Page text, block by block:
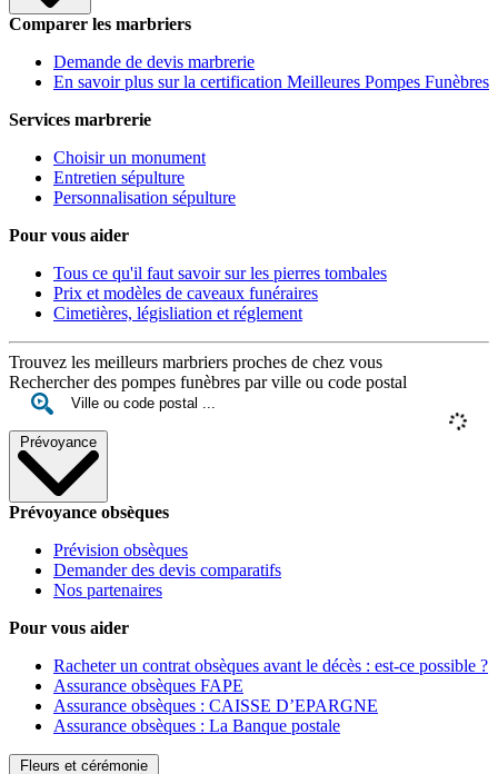
Comparer les marbriers
Demande de devis marbrerie
En savoir plus sur la certification Meilleures Pompes Funèbres
Services marbrerie
Choisir un monument
Entretien sépulture
Personnalisation sépulture
Pour vous aider
Tous ce qu'il faut savoir sur les pierres tombales
Prix et modèles de caveaux funéraires
Cimetières, législiation et réglement
Trouvez les meilleurs marbriers proches de chez vous
Rechercher des pompes funèbres par ville ou code postal
Prévoyance
Prévoyance obsèques
Prévision obsèques
Demander des devis comparatifs
Nos partenaires
Pour vous aider
Racheter un contrat obsèques avant le décès : est-ce possible ?
Assurance obsèques FAPE
Assurance obsèques : CAISSE D’EPARGNE
Assurance obsèques : La Banque postale
Fleurs et cérémonie